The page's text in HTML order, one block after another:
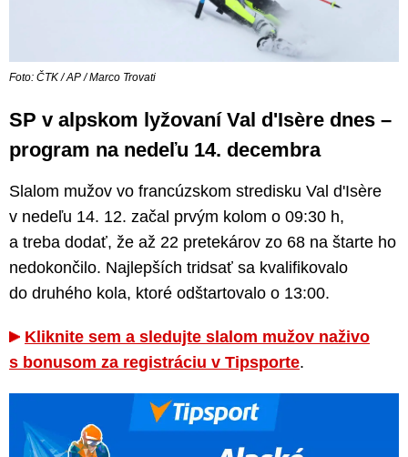
Foto: ČTK / AP / Marco Trovati
SP v alpskom lyžovaní Val d'Isère dnes –
program na nedeľu 14. decembra
Slalom mužov vo francúzskom stredisku Val d'Isère
v nedeľu 14. 12. začal prvým kolom o 09:30 h,
a treba dodať, že až 22 pretekárov zo 68 na štarte ho
nedokončilo. Najlepších tridsať sa kvalifikovalo
do druhého kola, ktoré odštartovalo o 13:00.
Kliknite sem a sledujte slalom mužov naživo
s bonusom za registráciu v Tipsporte.